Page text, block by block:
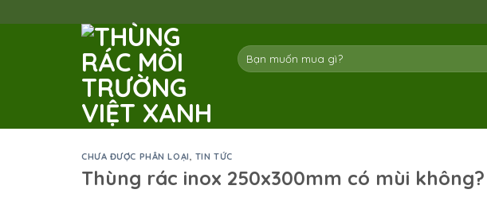
to
Tìm
kiếm:
CHƯA ĐƯỢC PHÂN LOẠI, TIN TỨC
Thùng rác inox 250x300mm có mùi không?